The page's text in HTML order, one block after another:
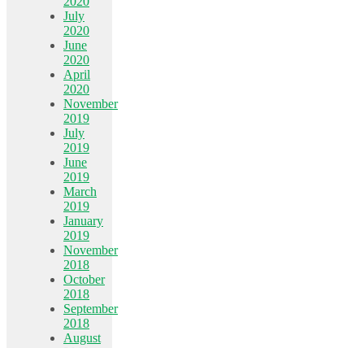
July
2020
June
2020
April
2020
November
2019
July
2019
June
2019
March
2019
January
2019
November
2018
October
2018
September
2018
August